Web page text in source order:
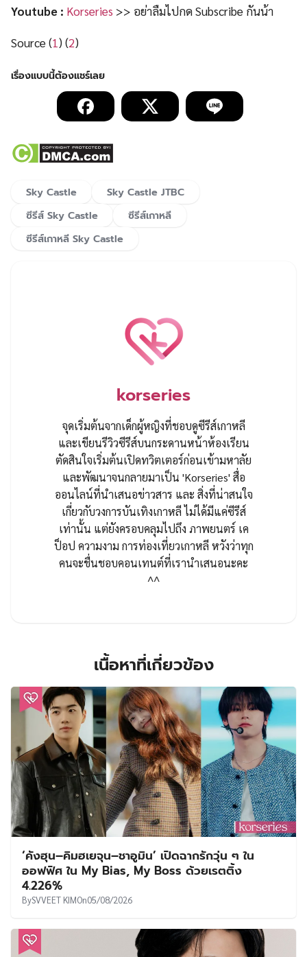
Youtube : Korseries >> อย่าลืมไปกด Subscribe กันน้า
Source (1) (2)
Sky Castle
Sky Castle JTBC
ซีรีส์ Sky Castle
ซีรีส์เกาหลี
ซีรีส์เกาหลี Sky Castle
korseries
จุดเริ่มต้นจากเด็กผู้หญิงที่ชอบดูซีรีส์เกาหลี
และเขียนรีวิวซีรีส์บนกระดานหน้าห้องเรียน
ตัดสินใจเริ่มต้นเปิดทวิตเตอร์ก่อนเข้ามหาลัย
และพัฒนาจนกลายมาเป็น 'Korseries' สื่อ
ออนไลน์ที่นำเสนอข่าวสาร และ สิ่งที่น่าสนใจ
เกี่ยวกับวงการบันเทิงเกาหลี ไม่ได้มีแค่ซีรีส์
เท่านั้น แต่ยังครอบคลุมไปถึง ภาพยนตร์ เค
ป็อป ความงาม การท่องเที่ยวเกาหลี หวังว่าทุก
คนจะชื่นชอบคอนเทนต์ที่เรานำเสนอนะคะ
^^
เนื้อหาที่เกี่ยวข้อง
‘คังฮุน–คิมฮเยจุน–ชาอูมิน’ เปิดฉากรักวุ่น ๆ ใน
ออฟฟิศ ใน My Bias, My Boss ด้วยเรตติ้ง
4.226%
BySVVEET KIMOn05/08/2026